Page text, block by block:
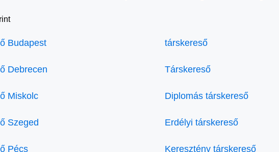
Budapest
Debrecen
Miskolc
Szeged
Pécs
társkereső
Társkereső
Diplomás társkereső
Erdélyi társkereső
Keresztény társkereső